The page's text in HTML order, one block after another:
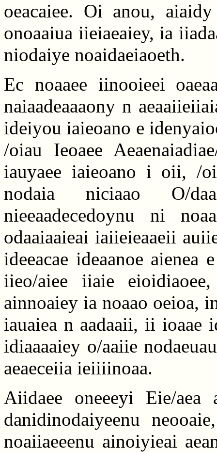
oeacaiee. Oi anou,
onoaaiua iieiaeaiey, ia
niodaiye noaidaeiaoeth.
Ec noaaee iinooieei
naiaadeaaaony n
ideiyou iaieoano e
/oiau Ieoaee
iauyaee iaieoano i oii, /
nodaia niciaao O/
nieeaadecedoynu ni
odaaiaaieai iaiieieaaeii
ideeacae ideaanoe
iieo/aiee iiaie
ainnoaiey ia noaao oeioa,
iauaiea n aadaaii, ii ioaae
idiaaaaiey o/aaiie
aeaeceiia ieiiiinoaa.
Aiidaee oneeeyi Eie/aea
danidinodaiyeenu
noaiiaeeenu ainoiyieai